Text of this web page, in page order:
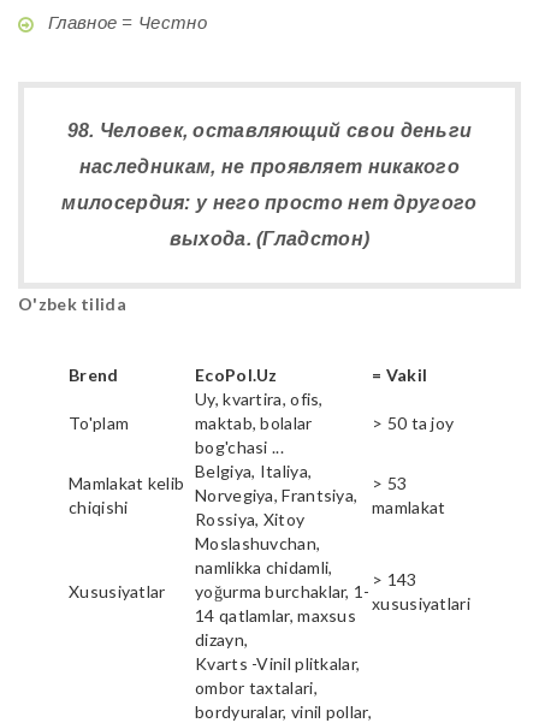
Главное = Честно
98. Человек, оставляющий свои деньги
наследникам, не проявляет никакого
милосердия: у него просто нет другого
выхода. (Гладстон)
O'zbek tilida
Brend EcoPol.Uz = Vakil
To'plam
Uy, kvartira, ofis,
maktab, bolalar
bog'chasi ...
> 50 ta joy
Mamlakat kelib
chiqishi
Belgiya, Italiya,
Norvegiya, Frantsiya,
Rossiya, Xitoy
> 53
mamlakat
Xususiyatlar
Moslashuvchan,
namlikka chidamli,
yoğurma burchaklar, 1-
14 qatlamlar, maxsus
dizayn,
> 143
xususiyatlari
Kvarts -Vinil plitkalar,
ombor taxtalari,
bordyuralar, vinil pollar,